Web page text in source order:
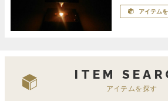
アイテム
ITEM
アイテムを探す